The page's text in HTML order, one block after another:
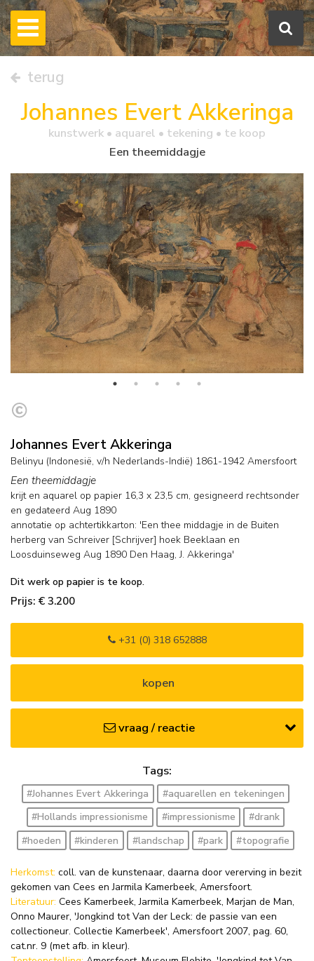
terug
Johannes Evert Akkeringa
kunstwerk • aquarel • tekening • te koop
Een theemiddagje
Johannes Evert Akkeringa
Belinyu (Indonesië, v/h Nederlands-Indië) 1861-1942 Amersfoort
Een theemiddagje
krijt en aquarel op papier 16,3 x 23,5 cm, gesigneerd rechtsonder
en gedateerd Aug 1890
annotatie op achtertikkarton: 'Een thee middagje in de Buiten
herberg van Schreiver [Schrijver] hoek Beeklaan en
Loosduinseweg Aug 1890 Den Haag, J. Akkeringa'
Dit werk op papier is te koop.
Prijs: € 3.200
+31 (0) 318 652888
kopen
vraag / reactie
Tags:
#Johannes Evert Akkeringa
#aquarellen en tekeningen
#Hollands impressionisme
#impressionisme
#drank
#hoeden
#kinderen #landschap #park #topografie
Herkomst: coll. van de kunstenaar, daarna door vererving in bezit
gekomen van Cees en Jarmila Kamerbeek, Amersfoort.
Literatuur: Cees Kamerbeek, Jarmila Kamerbeek, Marjan de Man,
Onno Maurer, 'Jongkind tot Van der Leck: de passie van een
collectioneur. Collectie Kamerbeek', Amersfoort 2007, pag. 60,
cat.nr. 9 (met afb. in kleur).